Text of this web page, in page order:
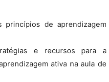
de aprendizagem
e recursos para a
ativa na aula de